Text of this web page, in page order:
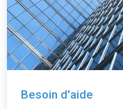
Besoin d'aide